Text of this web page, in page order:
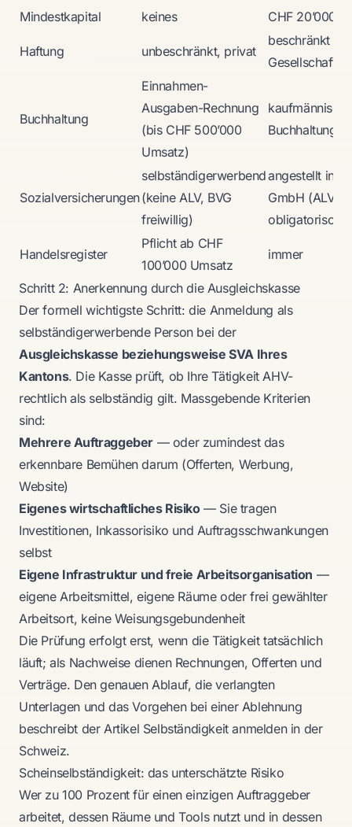
Mindestkapital
keines CHF 20’000
Haftung unbeschränkt, privat
beschränkt auf
Buchhaltung
Einnahmen-
Ausgaben-Rechnung
(bis CHF 500’000
Umsatz)
kaufmännische
Buchhaltung
Sozialversicherungen
selbständigerwerbend
(keine ALV, BVG
freiwillig)
angestellt in
GmbH (ALV,
obligatorisch)
Handelsregister
Pflicht ab CHF
100’000 Umsatz
immer
Schritt 2: Anerkennung durch die Ausgleichskasse
Der formell wichtigste Schritt: die Anmeldung als
selbständigerwerbende Person bei der
Ausgleichskasse beziehungsweise SVA Ihres
Kantons. Die Kasse prüft, ob Ihre Tätigkeit AHV-
rechtlich als selbständig gilt. Massgebende Kriterien
sind:
Mehrere Auftraggeber — oder zumindest das
erkennbare Bemühen darum (Offerten, Werbung,
Website)
Eigenes wirtschaftliches Risiko— Sie tragen
Investitionen, Inkassorisiko und Auftragsschwankungen
selbst
Eigene Infrastruktur und freie Arbeitsorganisation —
eigene Arbeitsmittel, eigene Räume oder frei gewählter
Arbeitsort, keine Weisungsgebundenheit
Die Prüfung erfolgt erst, wenn die Tätigkeit tatsächlich
läuft; als Nachweise dienen Rechnungen, Offerten und
Verträge. Den genauen Ablauf, die verlangten
Unterlagen und das Vorgehen bei einer Ablehnung
beschreibt der Artikel Selbständigkeit anmelden in der
Schweiz.
Scheinselbständigkeit: das unterschätzte Risiko
Wer zu 100 Prozent für einen einzigen Auftraggeber
arbeitet, dessen Räume und Tools nutzt und in dessen